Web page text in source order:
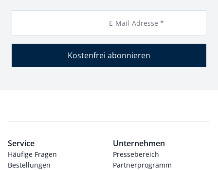
E-Mail-Adresse *
Kostenfrei abonnieren
Service
Häufige Fragen
Bestellungen
Unternehmen
Pressebereich
Partnerprogramm